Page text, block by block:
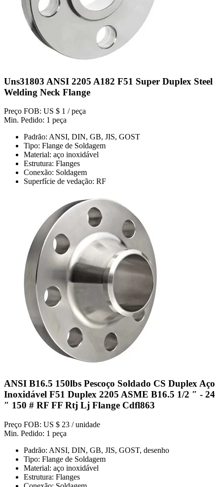
Uns31803 ANSI 2205 A182 F51 Super Duplex Steel
Welding Neck Flange
Preço FOB: US $ 1 / peça
Min. Pedido: 1 peça
Padrão: ANSI, DIN, GB, JIS, GOST
Tipo: Flange de Soldagem
Material: aço inoxidável
Estrutura: Flanges
Conexão: Soldagem
Superfície de vedação: RF
ANSI B16.5 150lbs Pescoço Soldado CS Duplex Aço
Inoxidável F51 Duplex 2205 ASME B16.5 1/2 ″ - 24
″ 150 # RF FF Rtj Lj Flange Cdfl863
Preço FOB: US $ 23 / unidade
Min. Pedido: 1 peça
Padrão: ANSI, DIN, GB, JIS, GOST, desenho
Tipo: Flange de Soldagem
Material: aço inoxidável
Estrutura: Flanges